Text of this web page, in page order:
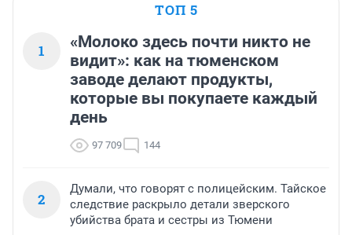
ТОП 5
1
«Молоко здесь почти никто не
видит»: как на тюменском
заводе делают продукты,
которые вы покупаете каждый
день
97 709 144
2
Думали, что говорят с полицейским. Тайское
следствие раскрыло детали зверского
убийства брата и сестры из Тюмени